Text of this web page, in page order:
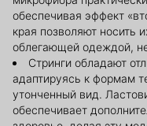
обеспечивая эффект
края позволяют носить
облегающей одеждой,
Стринги обладают
адаптируясь к формам
утонченный вид.
обеспечивает